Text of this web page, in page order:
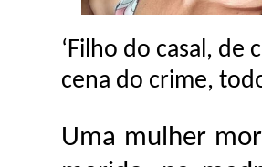
‘Filho do casal, de
cena do crime,
Uma mulher